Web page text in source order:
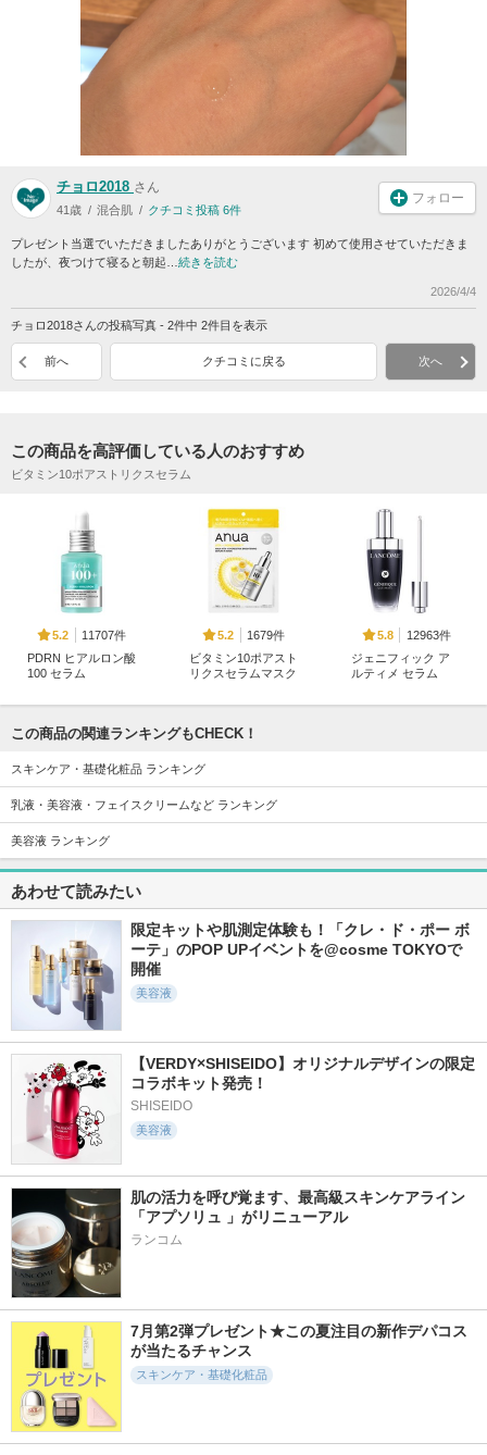
チョロ2018 さん
41歳 混合肌 クチコミ投稿 6件
フォロー
プレゼント当選でいただきましたありがとうございます 初めて使用させていただきま
したが、夜つけて寝ると朝起… 続きを読む
2026/4/4
チョロ2018さんの投稿写真 - 2件中 2件目を表示
前へ クチコミに戻る 次へ
この商品を高評価している人のおすすめ
ビタミン10ポアストリクスセラム
5.2
11707件
PDRN ヒアルロン酸
100 セラム
5.2
1679件
ビタミン10ポアスト
リクスセラムマスク
5.8
12963件
ジェニフィック ア
ルティメ セラム
5.3
7240件
PDRN100ヒアルロ
ン酸セラムマスク
Anua
スキンクリア クレ
ンズ オイル アロマ
アテニア
5番 白玉グルタチオ
ンCふりかけマスク
5.4
9663件
ホワイトトリュフフ
ァーストスプレーセ
d'Alba(ダルバ)
5.1
2751件
PDRNヒアルロン酸
ハイドレイティング
5.5
5158件
13642件
レンジングフォーム
d プログラム オルビス
ーム
この商品の関連ランキングもCHECK！
スキンケア・基礎化粧品 ランキング
乳液・美容液・フェイスクリームなど ランキング
美容液 ランキング
あわせて読みたい
限定キットや肌測定体験も！「クレ・ド・ポー ボ
ーテ」のPOP UPイベントを@cosme TOKYOで
開催
美容液
【VERDY×SHISEIDO】オリジナルデザインの限定
コラボキット発売！
SHISEIDO
美容液
肌の活力を呼び覚ます、最高級スキンケアライン
「アプソリュ 」がリニューアル
ランコム
7月第2弾プレゼント★この夏注目の新作デパコス
が当たるチャンス
スキンケア・基礎化粧品